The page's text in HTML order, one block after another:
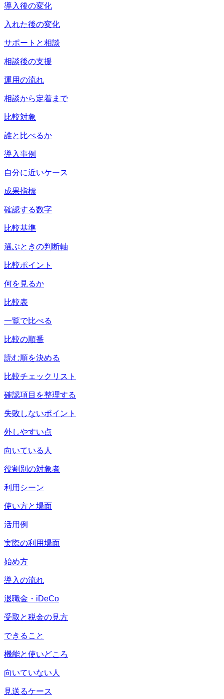
導入後の変化
入れた後の変化
サポートと相談
相談後の支援
運用の流れ
相談から定着まで
比較対象
誰と比べるか
導入事例
自分に近いケース
成果指標
確認する数字
比較基準
選ぶときの判断軸
比較ポイント
何を見るか
比較表
一覧で比べる
比較の順番
読む順を決める
比較チェックリスト
確認項目を整理する
失敗しないポイント
外しやすい点
向いている人
役割別の対象者
利用シーン
使い方と場面
活用例
実際の利用場面
始め方
導入の流れ
退職金・iDeCo
受取と税金の見方
できること
機能と使いどころ
向いていない人
見送るケース